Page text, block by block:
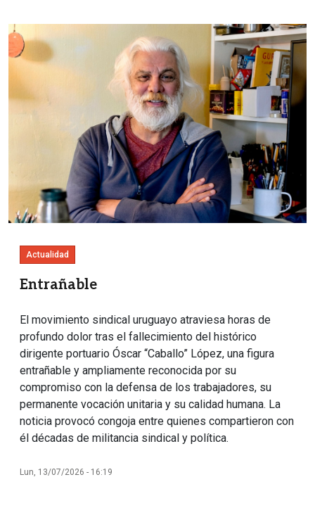
Imagen
Actualidad
Entrañable
El movimiento sindical uruguayo atraviesa horas de
profundo dolor tras el fallecimiento del histórico
dirigente portuario Óscar “Caballo” López, una figura
entrañable y ampliamente reconocida por su
compromiso con la defensa de los trabajadores, su
permanente vocación unitaria y su calidad humana. La
noticia provocó congoja entre quienes compartieron con
él décadas de militancia sindical y política.
Lun, 13/07/2026 - 16:19